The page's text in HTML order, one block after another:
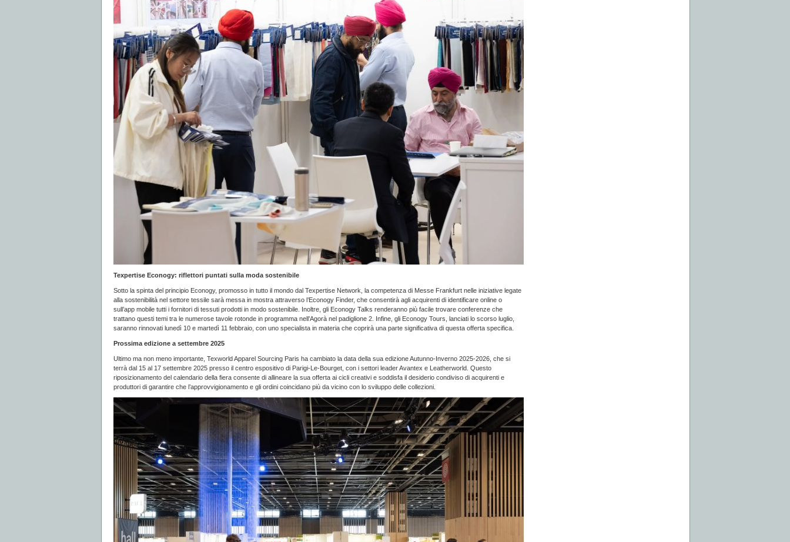
Texpertise Econogy: riflettori puntati sulla moda sostenibile
Sotto la spinta del principio Econogy, promosso in tutto il mondo dal Texpertise Network, la competenza di Messe Frankfurt nelle iniziative legate
alla sostenibilità nel settore tessile sarà messa in mostra attraverso l’Econogy Finder, che consentirà agli acquirenti di identificare online o
sull’app mobile tutti i fornitori di tessuti prodotti in modo sostenibile. Inoltre, gli Econogy Talks renderanno più facile trovare conferenze che
trattano questi temi tra le numerose tavole rotonde in programma nell’Agorà nel padiglione 2. Infine, gli Econogy Tours, lanciati lo scorso luglio,
saranno rinnovati lunedì 10 e martedì 11 febbraio, con uno specialista in materia che coprirà una parte significativa di questa offerta specifica.
Prossima edizione a settembre 2025
Ultimo ma non meno importante, Texworld Apparel Sourcing Paris ha cambiato la data della sua edizione Autunno-Inverno 2025-2026, che si
terrà dal 15 al 17 settembre 2025 presso il centro espositivo di Parigi-Le-Bourget, con i settori leader Avantex e Leatherworld. Questo
riposizionamento del calendario della fiera consente di allineare la sua offerta ai cicli creativi e soddisfa il desiderio condiviso di acquirenti e
produttori di garantire che l’approvvigionamento e gli ordini coincidano più da vicino con lo sviluppo delle collezioni.